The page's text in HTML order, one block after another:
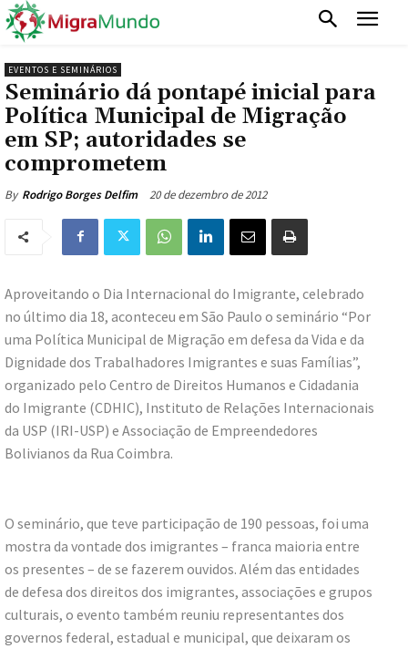
EVENTOS E SEMINÁRIOS
Seminário dá pontapé inicial para
Política Municipal de Migração
em SP; autoridades se
comprometem
By Rodrigo Borges Delfim 20 de dezembro de 2012
Aproveitando o Dia Internacional do Imigrante, celebrado
no último dia 18, aconteceu em São Paulo o seminário “Por
uma Política Municipal de Migração em defesa da Vida e da
Dignidade dos Trabalhadores Imigrantes e suas Famílias”,
organizado pelo Centro de Direitos Humanos e Cidadania
do Imigrante (CDHIC), Instituto de Relações Internacionais
da USP (IRI-USP) e Associação de Empreendedores
Bolivianos da Rua Coimbra.
O seminário, que teve participação de 190 pessoas, foi uma
mostra da vontade dos imigrantes – franca maioria entre
os presentes – de se fazerem ouvidos. Além das entidades
de defesa dos direitos dos imigrantes, associações e grupos
culturais, o evento também reuniu representantes dos
governos federal, estadual e municipal, que deixaram os